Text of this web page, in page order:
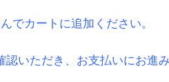
でカートに追加ください。
いただき、お支払いにお進み